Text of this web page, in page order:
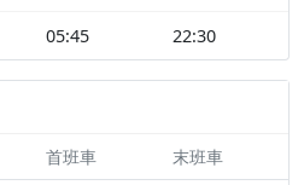
05:45 22:30
首班車 末班車